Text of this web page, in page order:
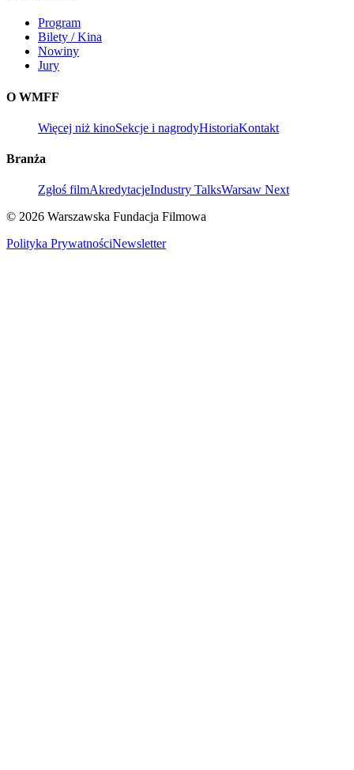
Program
Bilety / Kina
Nowiny
Jury
O WMFF
Więcej niż kinoSekcje i nagrodyHistoriaKontakt
Branża
Zgłoś filmAkredytacjeIndustry TalksWarsaw Next
© 2026 Warszawska Fundacja Filmowa
Polityka PrywatnościNewsletter